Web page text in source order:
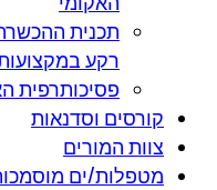
תכנית
רקע במקצועות
פסיכותרפית
קורסים וסדנאות
צוות המורים
מטפלות/ים